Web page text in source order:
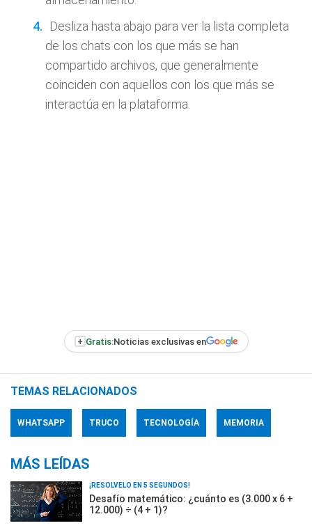
Desliza hasta abajo para ver la lista completa
de los chats con los que más se han
compartido archivos, que generalmente
coinciden con aquellos con los que más se
interactúa en la plataforma.
+ Gratis:Noticias exclusivas en
TEMAS RELACIONADOS
WHATSAPP TRUCO TECNOLOGÍA MEMORIA
MÁS LEÍDAS
¡RESOLVELO EN 5 SEGUNDOS!
Desafío matemático: ¿cuánto es (3.000 x 6 +
12.000) ÷ (4 + 1)?